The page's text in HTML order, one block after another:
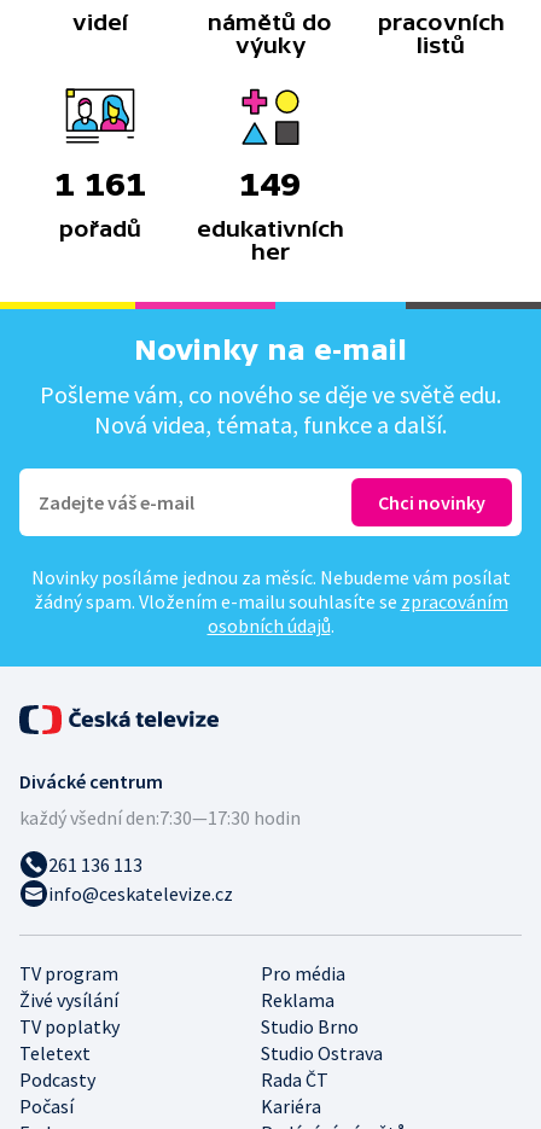
videí
námětů do
výuky
pracovních
listů
1 161
pořadů
149
edukativních
her
Novinky na e-mail
Pošleme vám, co nového se děje ve světě edu.
Nová videa, témata, funkce a další.
Novinky posíláme jednou za měsíc. Nebudeme vám posílat
žádný spam. Vložením e-mailu souhlasíte se zpracováním
osobních údajů.